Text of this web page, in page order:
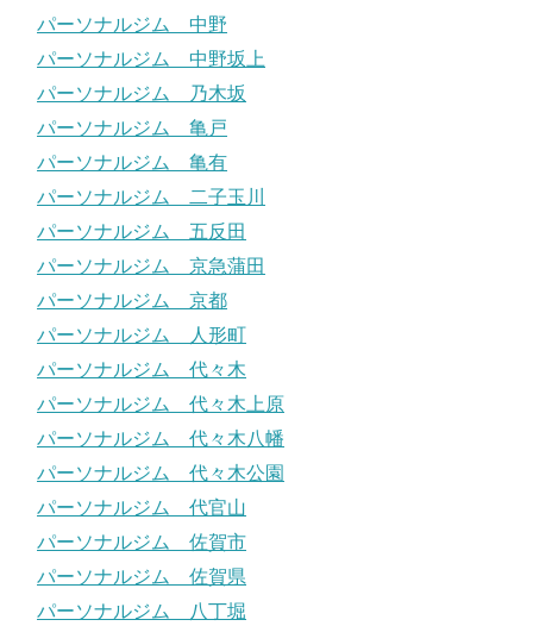
パーソナルジム 中野
パーソナルジム 中野坂上
パーソナルジム 乃木坂
パーソナルジム 亀戸
パーソナルジム 亀有
パーソナルジム 二子玉川
パーソナルジム 五反田
パーソナルジム 京急蒲田
パーソナルジム 京都
パーソナルジム 人形町
パーソナルジム 代々木
パーソナルジム 代々木上原
パーソナルジム 代々木八幡
パーソナルジム 代々木公園
パーソナルジム 代官山
パーソナルジム 佐賀市
パーソナルジム 佐賀県
パーソナルジム 八丁堀